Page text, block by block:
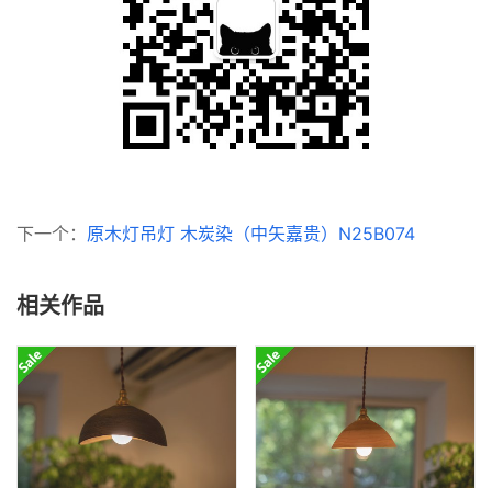
下一个： 原木灯吊灯 木炭染（中矢嘉贵）N25B074
相关作品